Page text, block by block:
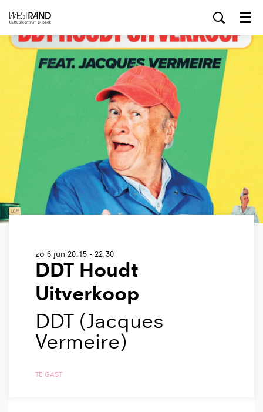
Menu
DDT Houdt
Uitverkoop
DDT (Jacques
Vermeire)
zo 6 jun 20:15 - 22:30
TE GAST